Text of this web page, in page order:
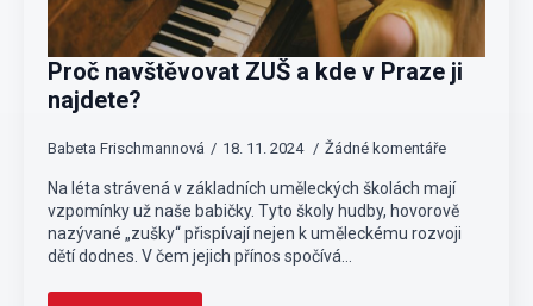
Proč navštěvovat ZUŠ a kde v Praze ji
najdete?
Babeta Frischmannová 18. 11. 2024 Žádné komentáře
Na léta strávená v základních uměleckých školách mají
vzpomínky už naše babičky. Tyto školy hudby, hovorově
nazývané „zušky“ přispívají nejen k uměleckému rozvoji
dětí dodnes. V čem jejich přínos spočívá…